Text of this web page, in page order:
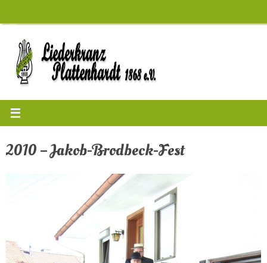
Inhalt
springen
2010 – Jakob-Brodbeck-Fest